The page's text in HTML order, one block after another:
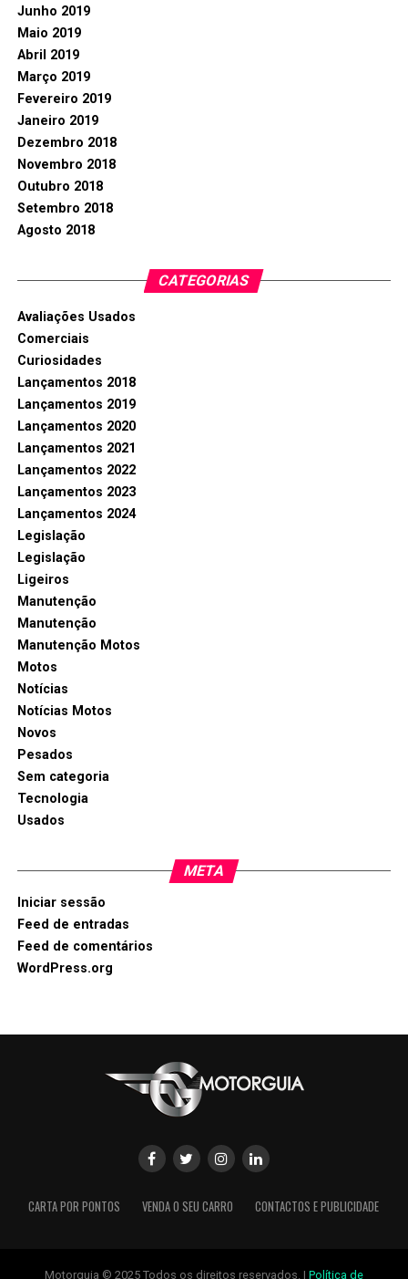
Junho 2019
Maio 2019
Abril 2019
Março 2019
Fevereiro 2019
Janeiro 2019
Dezembro 2018
Novembro 2018
Outubro 2018
Setembro 2018
Agosto 2018
CATEGORIAS
Avaliações Usados
Comerciais
Curiosidades
Lançamentos 2018
Lançamentos 2019
Lançamentos 2020
Lançamentos 2021
Lançamentos 2022
Lançamentos 2023
Lançamentos 2024
Legislação
Legislação
Ligeiros
Manutenção
Manutenção
Manutenção Motos
Motos
Notícias
Notícias Motos
Novos
Pesados
Sem categoria
Tecnologia
Usados
META
Iniciar sessão
Feed de entradas
Feed de comentários
WordPress.org
CARTA POR PONTOS VENDA O SEU CARRO CONTACTOS E PUBLICIDADE
Motorguia © 2025 Todos os direitos reservados. | Política de